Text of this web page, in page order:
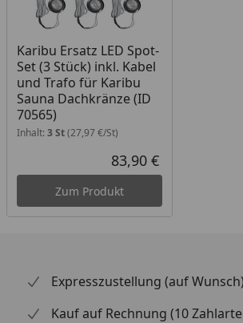
Karibu Ersatz LED Spot-
Set (3 Stück) inkl. Kabel
und Trafo für Karibu
Sauna Dachkränze (ID
70565)
Inhalt: 3 St(27,97 €/St)
Aktueller Preis
83,90 €
Zum Produkt
Expresszustellung (auf Wunsch)
Kauf auf Rechnung (10